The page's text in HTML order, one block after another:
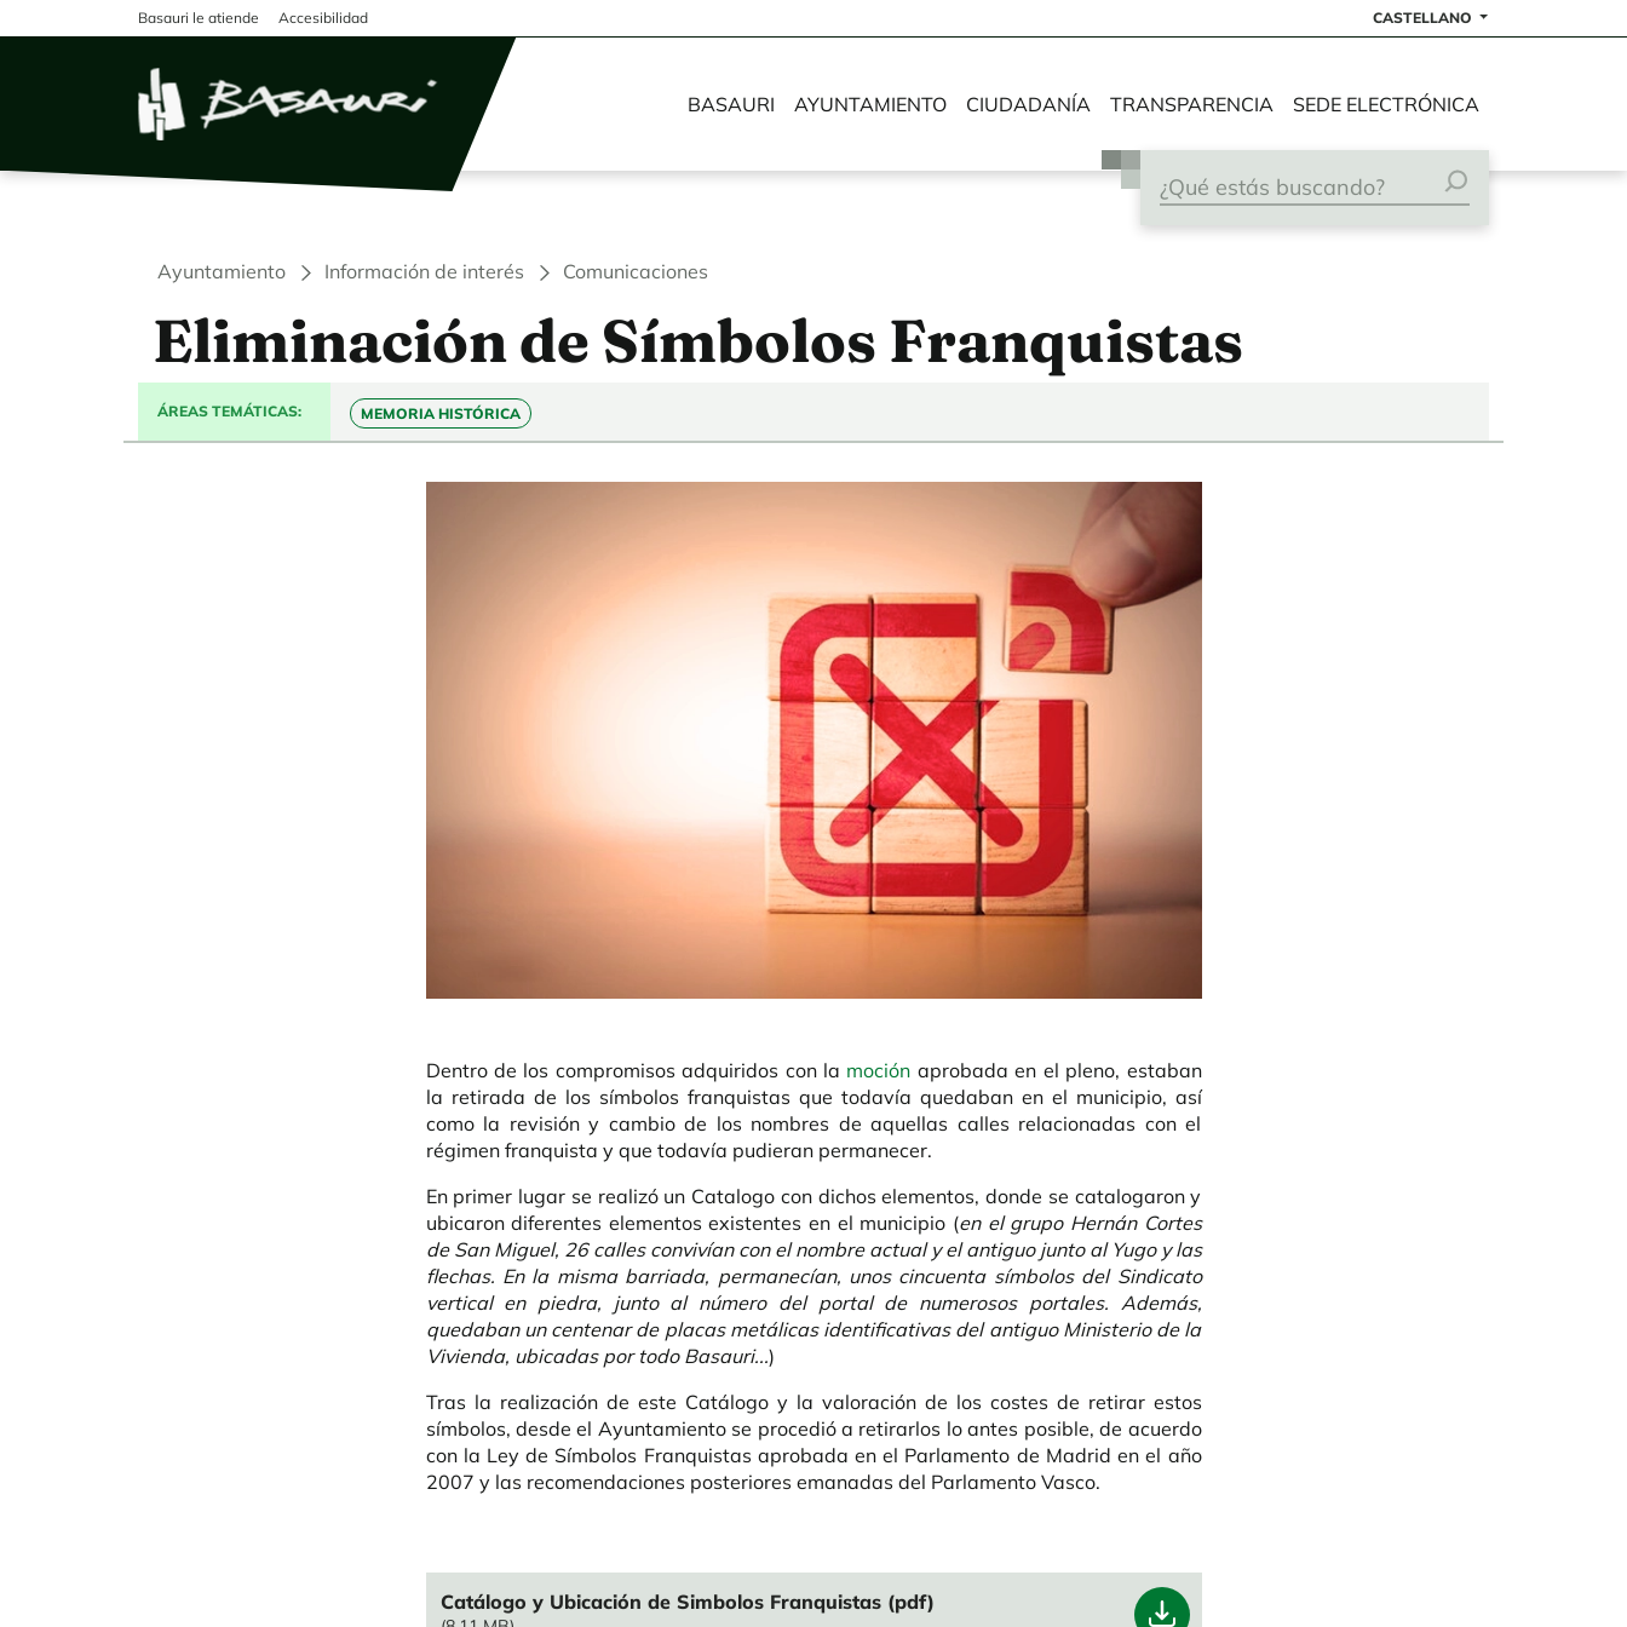
Pasar al contenido principal
Basauri le atiende Accesibilidad CASTELLANO
BASAURI AYUNTAMIENTO CIUDADANÍA TRANSPARENCIA SEDE ELECTRÓNICA
Ayuntamiento Información de interés Comunicaciones
Eliminación de Símbolos Franquistas
ÁREAS TEMÁTICAS MEMORIA HISTÓRICA
Dentro de los compromisos adquiridos con la moción aprobada en el pleno, estaban
la retirada de los símbolos franquistas que todavía quedaban en el municipio, así
como la revisión y cambio de los nombres de aquellas calles relacionadas con el
régimen franquista y que todavía pudieran permanecer.
En primer lugar se realizó un Catalogo con dichos elementos, donde se catalogaron y
ubicaron diferentes elementos existentes en el municipio (en el grupo Hernán Cortes
de San Miguel, 26 calles convivían con el nombre actual y el antiguo junto al Yugo y las
flechas. En la misma barriada, permanecían, unos cincuenta símbolos del Sindicato
vertical en piedra, junto al número del portal de numerosos portales. Además,
quedaban un centenar de placas metálicas identificativas del antiguo Ministerio de la
Vivienda, ubicadas por todo Basauri...)
Tras la realización de este Catálogo y la valoración de los costes de retirar estos
símbolos, desde el Ayuntamiento se procedió a retirarlos lo antes posible, de acuerdo
con la Ley de Símbolos Franquistas aprobada en el Parlamento de Madrid en el año
2007 y las recomendaciones posteriores emanadas del Parlamento Vasco.
File
Catálogo y Ubicación de Simbolos Franquistas (pdf)